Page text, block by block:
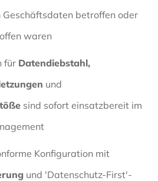
Geschäftsdaten betroffen oder
waren
für Datendiebstahl,
und
sind sofort einsatzbereit im
Konfiguration mit
und 'Datenschutz-First'-